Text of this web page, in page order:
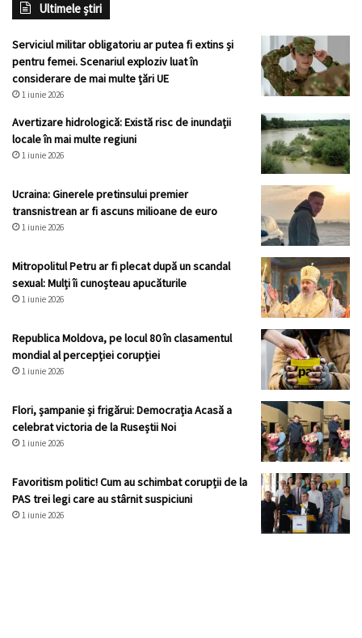
Ultimele știri
Serviciul militar obligatoriu ar putea fi extins și
pentru femei. Scenariul exploziv luat în
considerare de mai multe țări UE
1 iunie 2026
Avertizare hidrologică: Există risc de inundații
locale în mai multe regiuni
1 iunie 2026
Ucraina: Ginerele pretinsului premier
transnistrean ar fi ascuns milioane de euro
1 iunie 2026
Mitropolitul Petru ar fi plecat după un scandal
sexual: Mulți îi cunoșteau apucăturile
1 iunie 2026
Republica Moldova, pe locul 80 în clasamentul
mondial al percepției corupției
1 iunie 2026
Flori, șampanie și frigărui: Democrația Acasă a
celebrat victoria de la Ruseștii Noi
1 iunie 2026
Favoritism politic! Cum au schimbat corupții de la
PAS trei legi care au stârnit suspiciuni
1 iunie 2026